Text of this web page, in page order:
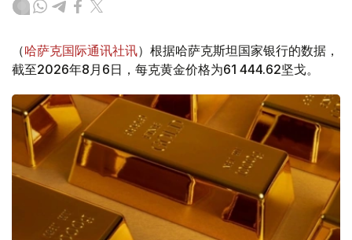
（哈萨克国际通讯社讯）根据哈萨克斯坦国家银行的数据，
截至2026年8月6日，每克黄金价格为61 444.62坚戈。